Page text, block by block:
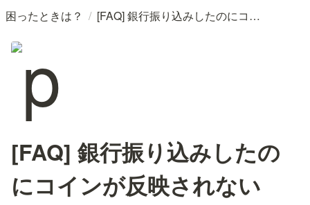
困ったときは？ / [FAQ] 銀行振り込みしたのにコインが反映されない
[FAQ] 銀行振り込みしたの
にコインが反映されない